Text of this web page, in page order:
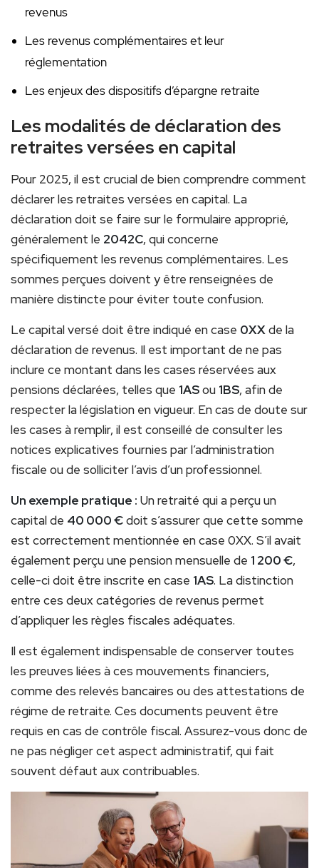
revenus
Les revenus complémentaires et leur
réglementation
Les enjeux des dispositifs d’épargne retraite
Les modalités de déclaration des
retraites versées en capital
Pour 2025, il est crucial de bien comprendre comment
déclarer les retraites versées en capital. La
déclaration doit se faire sur le formulaire approprié,
généralement le 2042C, qui concerne
spécifiquement les revenus complémentaires. Les
sommes perçues doivent y être renseignées de
manière distincte pour éviter toute confusion.
Le capital versé doit être indiqué en case 0XXde la
déclaration de revenus. Il est important de ne pas
inclure ce montant dans les cases réservées aux
pensions déclarées, telles que 1ASou 1BS, afin de
respecter la législation en vigueur. En cas de doute sur
les cases à remplir, il est conseillé de consulter les
notices explicatives fournies par l’administration
fiscale ou de solliciter l’avis d’un professionnel.
Un exemple pratique : Un retraité qui a perçu un
capital de 40 000 €doit s’assurer que cette somme
est correctement mentionnée en case 0XX. S’il avait
également perçu une pension mensuelle de 1 200 €,
celle-ci doit être inscrite en case 1AS. La distinction
entre ces deux catégories de revenus permet
d’appliquer les règles fiscales adéquates.
Il est également indispensable de conserver toutes
les preuves liées à ces mouvements financiers,
comme des relevés bancaires ou des attestations de
régime de retraite. Ces documents peuvent être
requis en cas de contrôle fiscal. Assurez-vous donc de
ne pas négliger cet aspect administratif, qui fait
souvent défaut aux contribuables.